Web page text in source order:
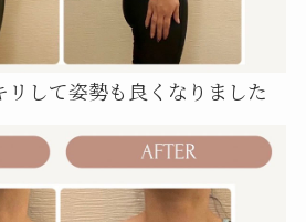
リして姿勢も良くなりました